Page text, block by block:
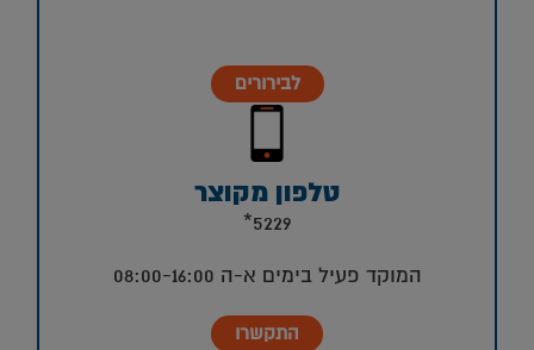
לבירורים
טלפון מקוצר
5229*
המוקד פעיל בימים א-ה 08:00-16:00
התקשרו